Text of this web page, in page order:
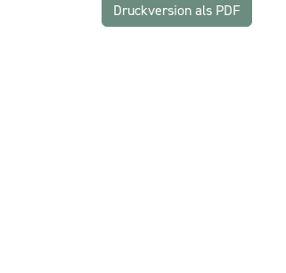
Druckversion als PDF